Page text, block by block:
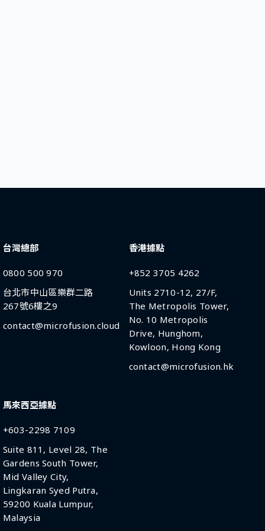
台灣總部
0800 500 970
台北市中山區樂群二路
267號6樓之9
contact@microfusion.cloud
香港據點
+852 3705 4262
Units 2710-12, 27/F,
The Metropolis Tower,
No. 10 Metropolis
Drive, Hunghom,
Kowloon, Hong Kong
contact@microfusion.hk
馬來西亞據點
+603-2298 7109
Suite 811, Level 28, The
Gardens South Tower,
Mid Valley City,
Lingkaran Syed Putra,
59200 Kuala Lumpur,
Malaysia